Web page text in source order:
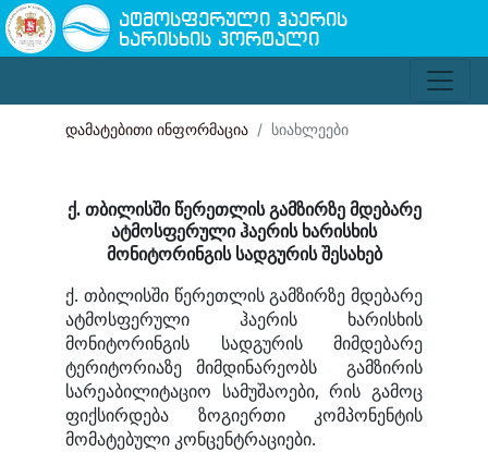
ატმოსფერული ჰაერის
ხარისხის პორტალი
დამატებითი ინფორმაცია სიახლეები
ქ. თბილისში წერეთლის გამზირზე მდებარე
ატმოსფერული ჰაერის ხარისხის
მონიტორინგის სადგურის შესახებ
ქ. თბილისში წერეთლის გამზირზე მდებარე
ატმოსფერული ჰაერის ხარისხის
მონიტორინგის სადგურის მიმდებარე
ტერიტორიაზე მიმდინარეობს გამზირის
სარეაბილიტაციო სამუშაოები, რის გამოც
ფიქსირდება ზოგიერთი კომპონენტის
მომატებული კონცენტრაციები.